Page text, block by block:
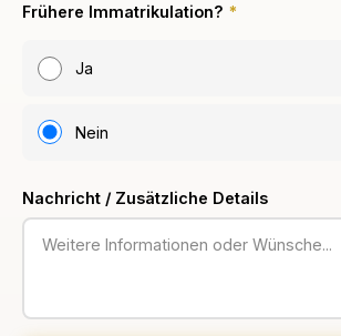
Frühere Immatrikulation? *
Ja
Nein
Nachricht / Zusätzliche Details